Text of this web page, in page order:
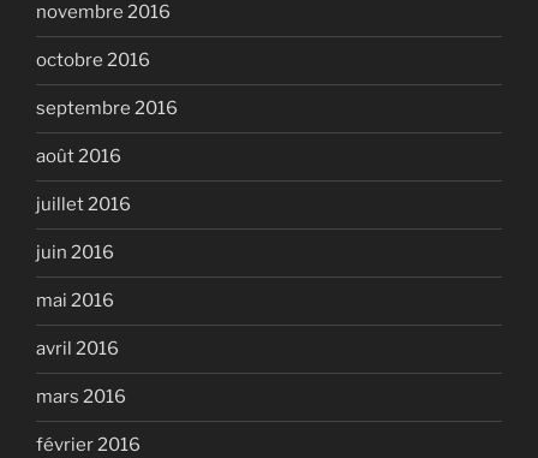
novembre 2016
octobre 2016
septembre 2016
août 2016
juillet 2016
juin 2016
mai 2016
avril 2016
mars 2016
février 2016